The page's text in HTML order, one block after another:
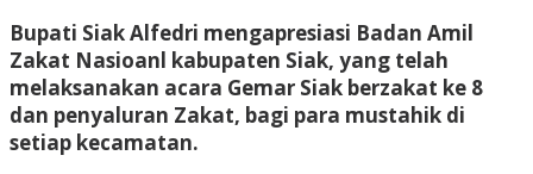
Bupati Siak Alfedri mengapresiasi Badan Amil
Zakat Nasioanl kabupaten Siak, yang telah
melaksanakan acara Gemar Siak berzakat ke 8
dan penyaluran Zakat, bagi para mustahik di
setiap kecamatan.